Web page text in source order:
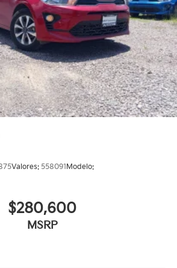
Valores: 558091Modelo:
$280,600
MSRP